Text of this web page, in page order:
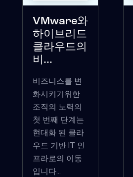
VMware와
하이브리드
클라우드의
비...
비즈니스를 변
화시키기위한
조직의 노력의
첫 번째 단계는
현대화 된 클라
우드 기반 IT 인
프라로의 이동
입니다...